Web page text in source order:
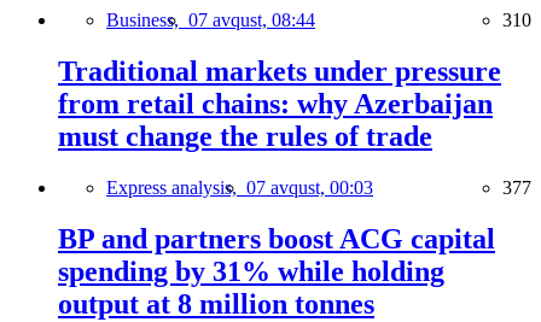
Business, 07 avqust, 08:44 310
Traditional markets under pressure
from retail chains: why Azerbaijan
must change the rules of trade
Express analysis, 07 avqust, 00:03 377
BP and partners boost ACG capital
spending by 31% while holding
output at 8 million tonnes